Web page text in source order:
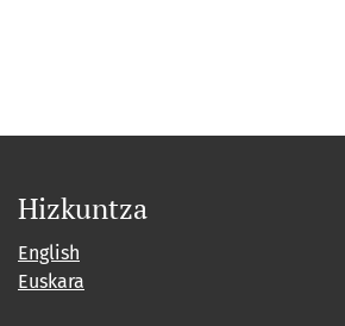
Hizkuntza
English
Euskara